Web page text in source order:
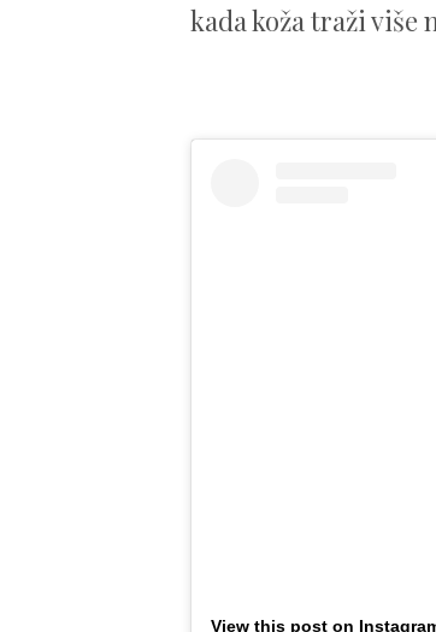
kada koža traži više
View this post on